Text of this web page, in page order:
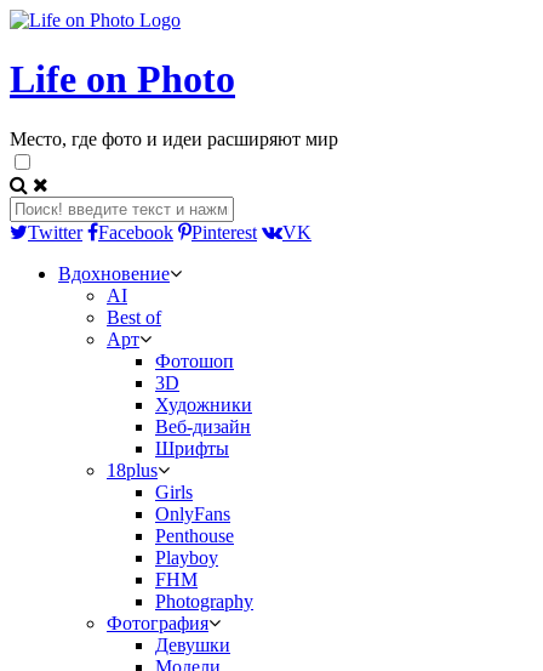
Life on Photo
Место, где фото и идеи расширяют мир
Twitter Facebook Pinterest
VK
Вдохновение
AI
Best of
Арт
Фотошоп
3D
Художники
Веб-дизайн
Шрифты
18plus
Girls
OnlyFans
Penthouse
Playboy
FHM
Photography
Фотография
Девушки
Модели